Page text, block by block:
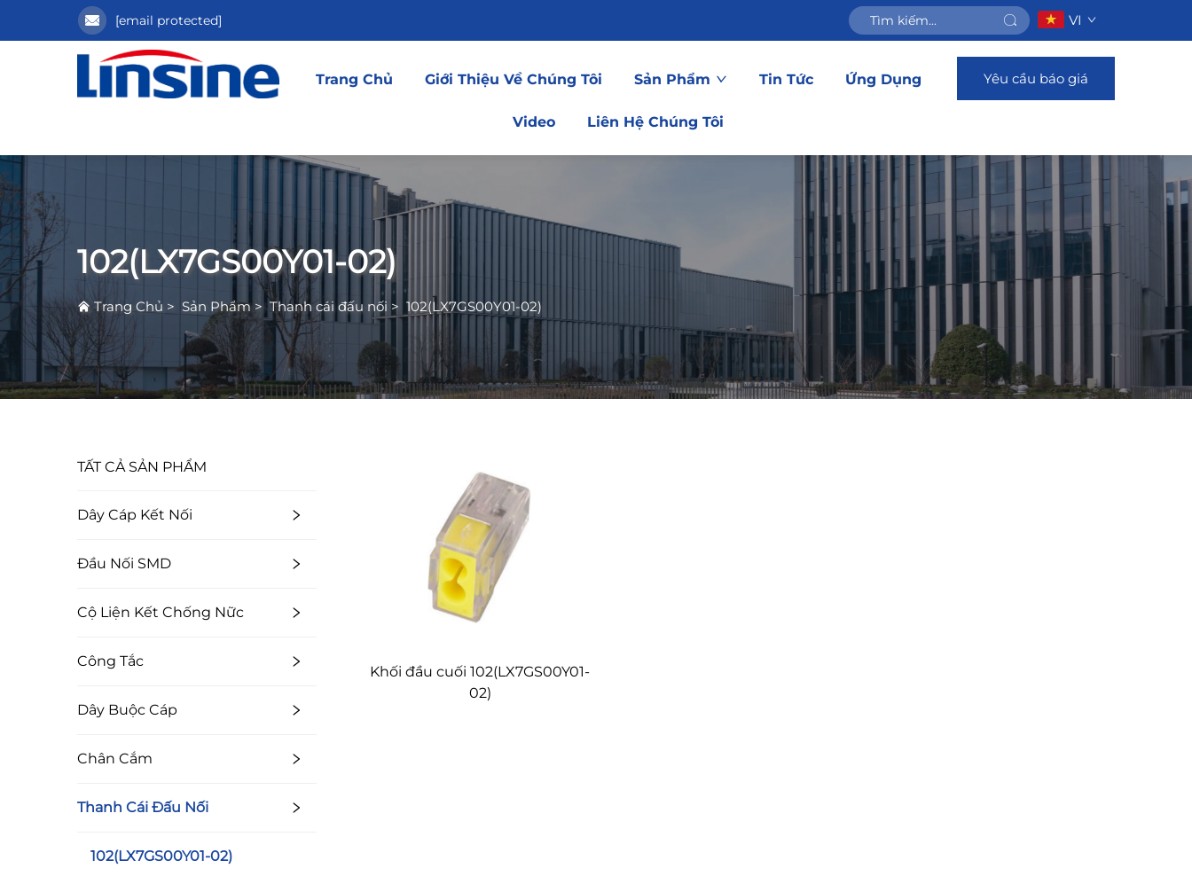
[email protected] VI
Trang Chủ Giới Thiệu Về Chúng Tôi Sản Phẩm Tin Tức Ứng Dụng
Video Liên Hệ Chúng Tôi
Yêu cầu báo giá
102(LX7GS00Y01-02)
Trang Chủ > Sản Phẩm>Thanh cái đấu nối > 102(LX7GS00Y01-02)
TẤT CẢ SẢN PHẨM
Dây Cáp Kết Nối
Đầu Nối SMD
Cộ Liện Kết Chống Nữc
Công Tắc
Dây Buộc Cáp
Chân Cắm
Thanh Cái Đấu Nối
102(LX7GS00Y01-02)
Khối đầu cuối 102(LX7GS00Y01-
02)